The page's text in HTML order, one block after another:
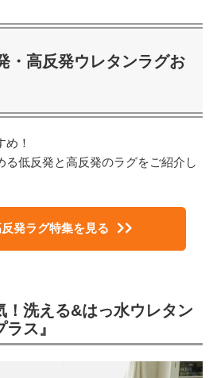
・高反発ウレタンラグお
め！
る低反発と高反発のラグをご紹介し
発ラグ特集を見る
！洗える&はっ水ウレタン
ス』